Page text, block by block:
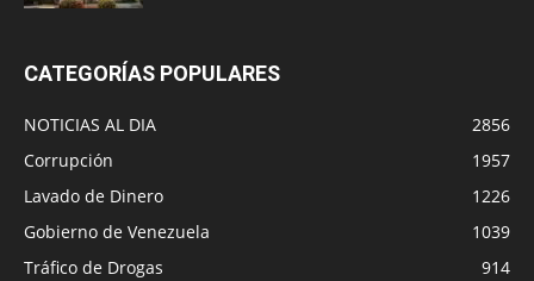
CATEGORÍAS POPULARES
NOTICIAS AL DIA
2856
Corrupción
1957
Lavado de Dinero
1226
Gobierno de Venezuela
1039
Tráfico de Drogas
914